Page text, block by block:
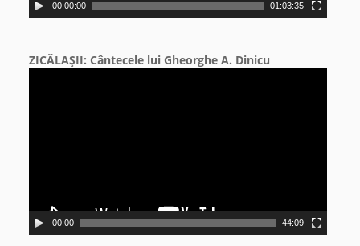
00:00:00 01:03:35
ZICĂLAŞII: Cântecele lui Gheorghe A. Dinicu
00:00 44:09